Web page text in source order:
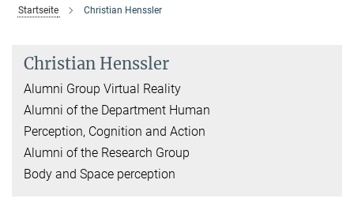
Startseite Christian Henssler
Christian Henssler
Alumni Group Virtual Reality
Alumni of the Department Human
Perception, Cognition and Action
Alumni of the Research Group
Body and Space perception